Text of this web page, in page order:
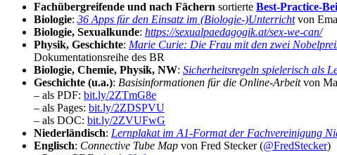
Fachübergreifende und nach Fächern sortierte Best-Practice-
Biologie: 36 Apps für den Einsatz im (Biologie-)Unterrichtvon
Biologie, Sexualkunde: https://sexualpaedagogik.at/sex-we-can/
Physik, Geschichte: Marie Curie: Die Frau mit den zwei
Dokumentationsreihe des BR
Biologie, Chemie, Physik, NW: Sicherheitsregeln spielerisch als
Geschichte (u.a.): Basisinformationen für die Online-Arbeitvon
– als PDF: bit.ly/2ZTmG8e
– als Pages: bit.ly/2ZDSPVU
– als DOC: bit.ly/2ZVUFwG
Niederländisch: Lernplakat im A1-Format der Fachvereinigung
Englisch: Connective Tube Map von Fred Stecker (@FredStecker)